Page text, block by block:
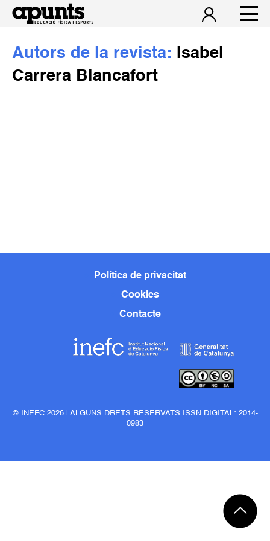
Autors de la revista:
Isabel
Carrera Blancafort
Política de privacitat
Cookies
Contacte
© INEFC 2026 | ALGUNS DRETS RESERVATS ISSN DIGITAL: 2014-
0983